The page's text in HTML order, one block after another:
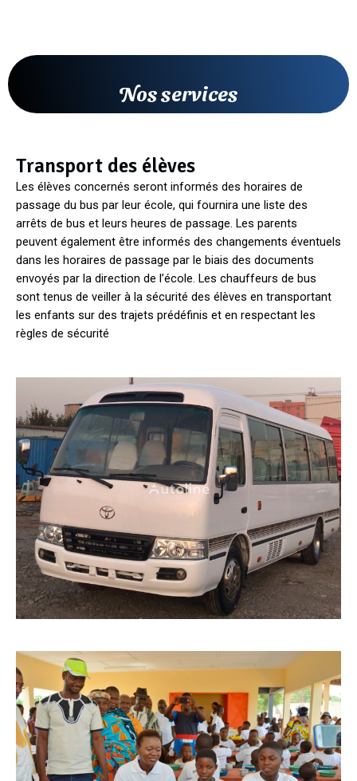
Nos services
Transport des élèves
Les élèves concernés seront informés des horaires de
passage du bus par leur école, qui fournira une liste des
arrêts de bus et leurs heures de passage. Les parents
peuvent également être informés des changements éventuels
dans les horaires de passage par le biais des documents
envoyés par la direction de l’école. Les chauffeurs de bus
sont tenus de veiller à la sécurité des élèves en transportant
les enfants sur des trajets prédéfinis et en respectant les
règles de sécurité